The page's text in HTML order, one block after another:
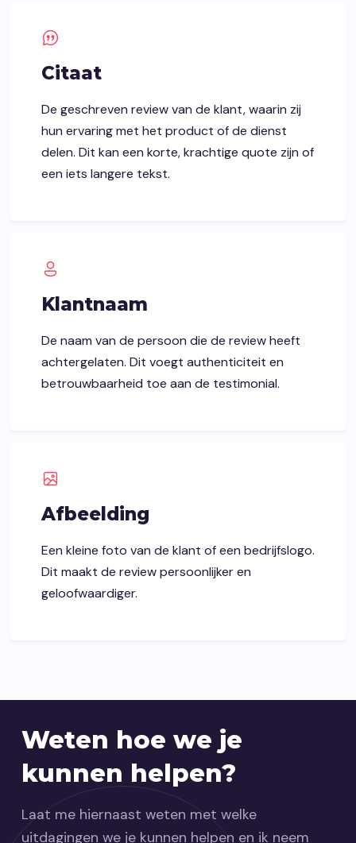
Citaat
De geschreven review van de klant, waarin zij
hun ervaring met het product of de dienst
delen. Dit kan een korte, krachtige quote zijn of
een iets langere tekst.
Klantnaam
De naam van de persoon die de review heeft
achtergelaten. Dit voegt authenticiteit en
betrouwbaarheid toe aan de testimonial.
Afbeelding
Een kleine foto van de klant of een bedrijfslogo.
Dit maakt de review persoonlijker en
geloofwaardiger.
Weten hoe we je
kunnen helpen?
Laat me hiernaast weten met welke
uitdagingen we je kunnen helpen en ik neem